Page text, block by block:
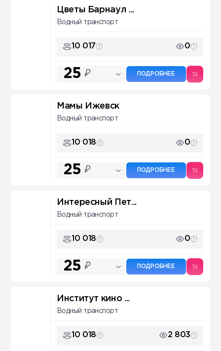
Цветы Барнаул ...
Водный транспорт
10 017 0
25 ₽ ПОДРОБНЕЕ
Мамы Ижевск
Водный транспорт
10 018 0
25 ₽ ПОДРОБНЕЕ
Интересный Пет...
Водный транспорт
10 018 0
25 ₽ ПОДРОБНЕЕ
Институт кино ...
Водный транспорт
10 018 2 803